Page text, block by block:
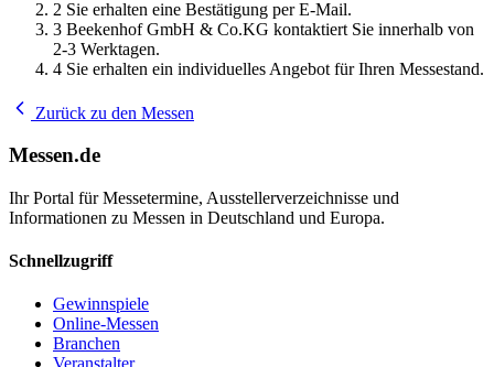
2 Sie erhalten eine Bestätigung per E-Mail.
3 Beekenhof GmbH & Co.KG kontaktiert Sie innerhalb von
2-3 Werktagen.
4 Sie erhalten ein individuelles Angebot für Ihren Messestand.
Zurück zu den Messen
Messen.de
Ihr Portal für Messetermine, Ausstellerverzeichnisse und
Informationen zu Messen in Deutschland und Europa.
Schnellzugriff
Gewinnspiele
Online-Messen
Branchen